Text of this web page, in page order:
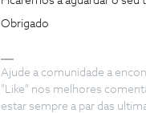
Obrigado
Ajude a comunidade a
"Like" nos melhores
estar sempre a par das